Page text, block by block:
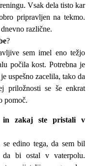
Vsak dela tisto kar
pripravljen na tekmo.
različne.
?
sem imel eno težjo
počila kost. Potrebna je
uspešno zacelila, tako da
priložnosti se še enkrat
pomoč.
in zakaj ste pristali v
se edino tega, da sem bil
da bi ostal v vaterpolu.